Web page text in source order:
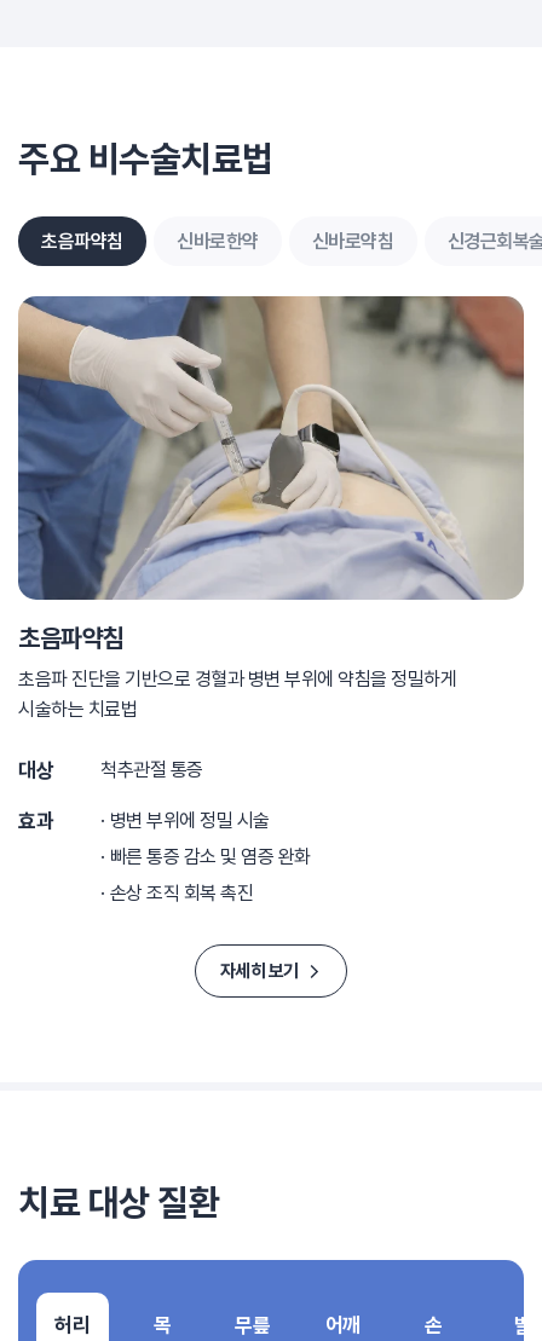
주요 비수술치료법
초음파약침 신바로한약 신바로약침 신경근회복
초음파약침
초음파 진단을 기반으로 경혈과 병변 부위에 약침을 정밀하게
시술하는 치료법
대상 척추관절 통증
효과
병변 부위에 정밀 시술
빠른 통증 감소 및 염증 완화
손상 조직 회복 촉진
자세히 보기
치료 대상 질환
허리 목 무릎 어깨 손 발